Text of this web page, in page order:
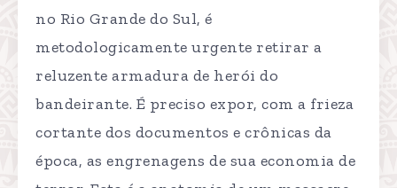
no Rio Grande do Sul, é
metodologicamente urgente retirar a
reluzente armadura de herói do
bandeirante. É preciso expor, com a frieza
cortante dos documentos e crônicas da
época, as engrenagens de sua economia de